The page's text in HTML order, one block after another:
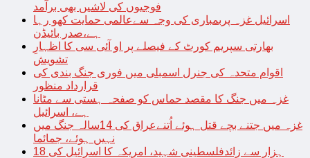
فوجیوں کی لاشیں بھی برآمد
اسرائیل غزہ پربمباری کی وجہ سےعالمی حمایت کھو رہا
ہے،صدر بائیڈن
بھارتی سپریم کورٹ کے فیصلے پر او آئی سی کا اظہارِ
تشویش
اقوام متحدہ کی جنرل اسمبلی میں فوری جنگ بندی کی
قرارداد منظور
غزہ میں جنگ کا مقصد حماس کو صفحہ ہستی سے مٹانا
ہے، اسرائیل
غزہ میں جتنے بچے قتل ہوئے اُتنےعراق کی 14سالہ جنگ میں
نہیں ہوئے، جمائما
18 ہزار سے زائدفلسطینی شہید، امریکہ کا اسرائیل کی